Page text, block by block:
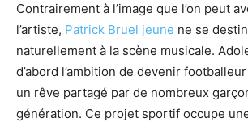
Contrairement à l’image que l’on peut
l’artiste, Patrick Bruel jeune ne se
naturellement à la scène musicale.
d’abord l’ambition de devenir
un rêve partagé par de nombreux
génération. Ce projet sportif occupe